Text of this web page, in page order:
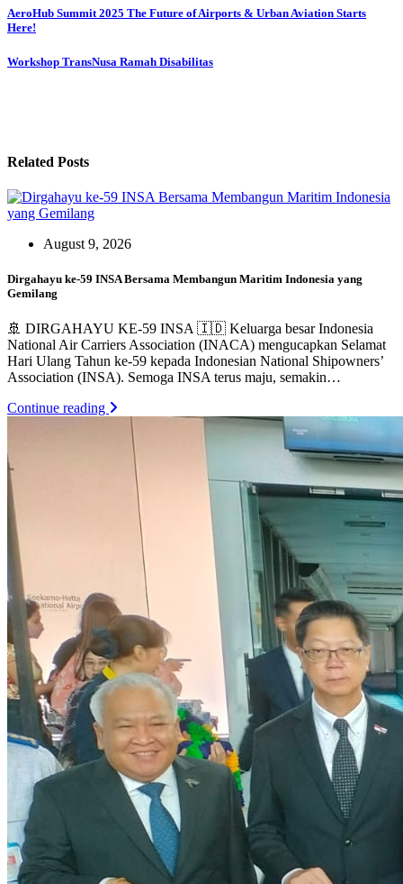
Post
navigation
AeroHub Summit 2025 The Future of Airports & Urban Aviation Starts
Here!
Workshop TransNusa Ramah Disabilitas
Related Posts
August 9, 2026
Dirgahayu ke-59 INSA Bersama Membangun Maritim Indonesia yang
Gemilang
🚢 DIRGAHAYU KE-59 INSA 🇮🇩 Keluarga besar Indonesia
National Air Carriers Association (INACA) mengucapkan Selamat
Hari Ulang Tahun ke-59 kepada Indonesian National Shipowners’
Association (INSA). Semoga INSA terus maju, semakin…
Continue reading